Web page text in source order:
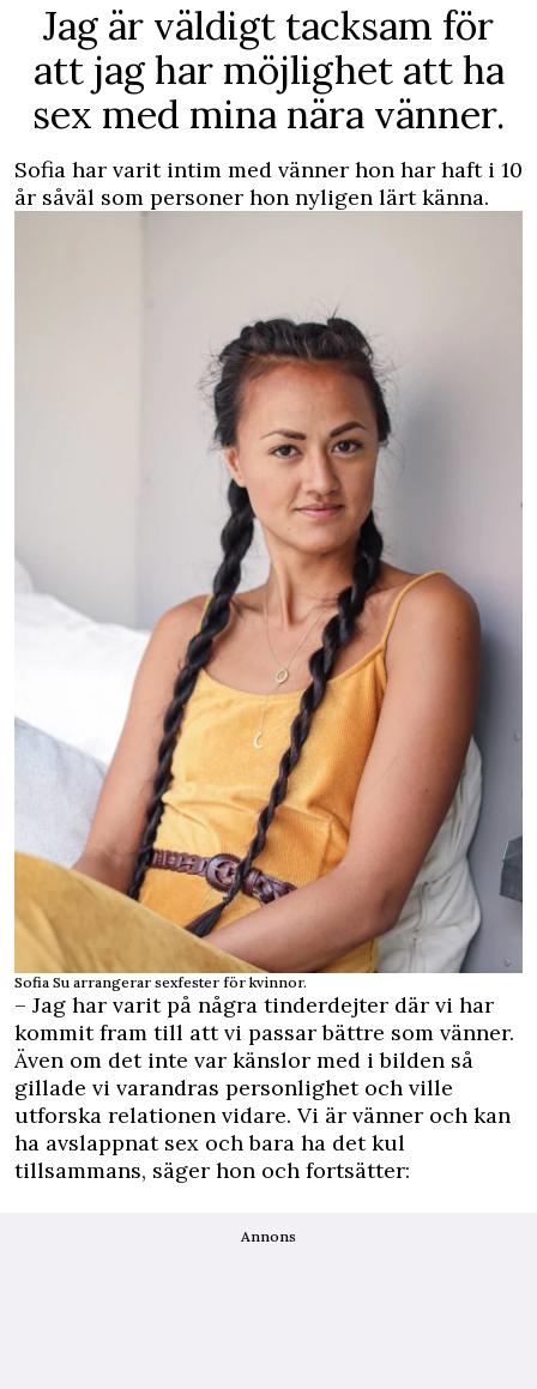
Jag är väldigt tacksam för
att jag har möjlighet att ha
sex med mina nära vänner.
Sofia har varit intim med vänner hon har haft i 10
år såväl som personer hon nyligen lärt känna.
Sofia Su arrangerar sexfester för kvinnor.
– Jag har varit på några tinderdejter där vi har
kommit fram till att vi passar bättre som vänner.
Även om det inte var känslor med i bilden så
gillade vi varandras personlighet och ville
utforska relationen vidare. Vi är vänner och kan
ha avslappnat sex och bara ha det kul
tillsammans, säger hon och fortsätter:
Annons